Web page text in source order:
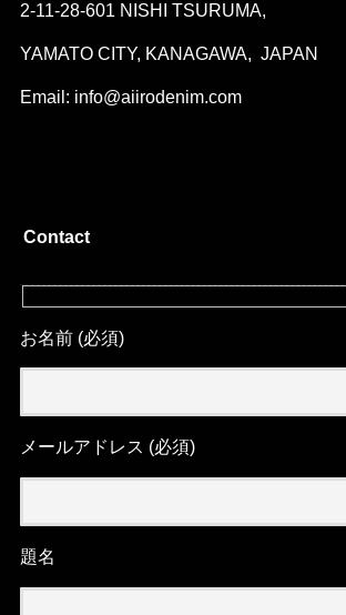
2-11-28-601 NISHI TSURUMA,
YAMATO CITY, KANAGAWA, JAPAN
Email: info@aiirodenim.com
Contact
お名前 (必須)
メールアドレス (必須)
題名